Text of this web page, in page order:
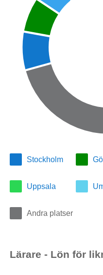
Stockholm
Uppsala
Andra platser
Lärare - Lön för